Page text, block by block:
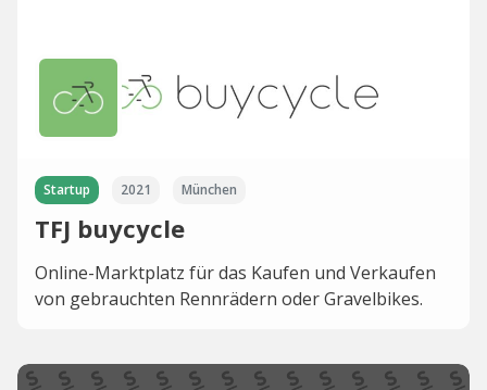
Startup 2021 München
TFJ buycycle
Online-Marktplatz für das Kaufen und Verkaufen
von gebrauchten Rennrädern oder Gravelbikes.